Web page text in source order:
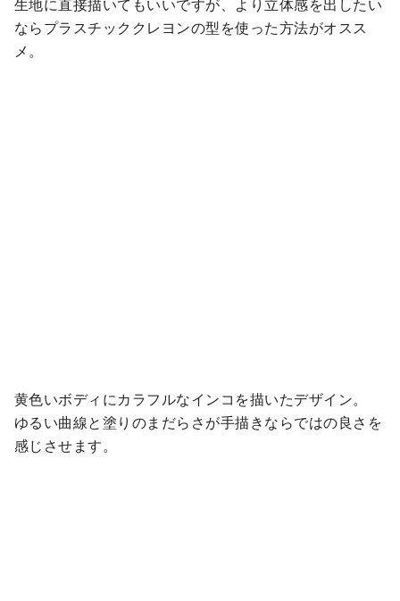
生地に直接描いてもいいですが、より立体感を出したい
ならプラスチッククレヨンの型を使った方法がオスス
メ。
黄色いボディにカラフルなインコを描いたデザイン。
ゆるい曲線と塗りのまだらさが手描きならではの良さを
感じさせます。